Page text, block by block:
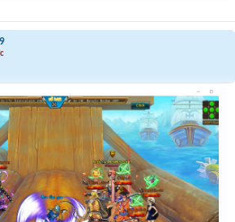
thời gian quy định sẽ bị loại)
quả ngày 10/6/2022
người chơi tham gia tấn công người
JACK HẠN HÁNvà post ảnh
kết hợp điền from thông tin.
không mình sẽ loại.
cần chính xác đầy đủ, nếu sai sẽ bị
hoại event sẽ bị ban tuỳ mức độ